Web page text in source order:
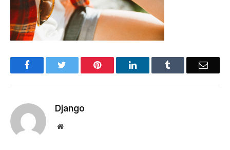
Facebook Pinterest LinkedIn Email
Django
Website